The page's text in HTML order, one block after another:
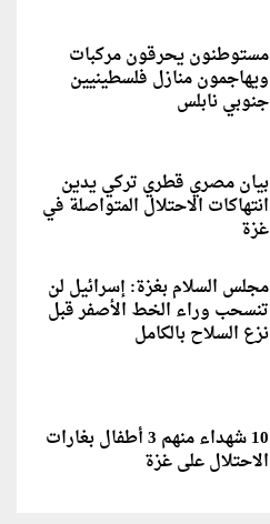
مستوطنون يحرقون مركبات
ويهاجمون منازل فلسطينيين
جنوبي نابلس
بيان مصري قطري تركي يدين
انتهاكات الاحتلال المتواصلة في
غزة
مجلس السلام بغزة: إسرائيل لن
تنسحب وراء الخط الأصفر قبل
نزع السلاح بالكامل
10 شهداء منهم 3 أطفال بغارات
الاحتلال على غزة